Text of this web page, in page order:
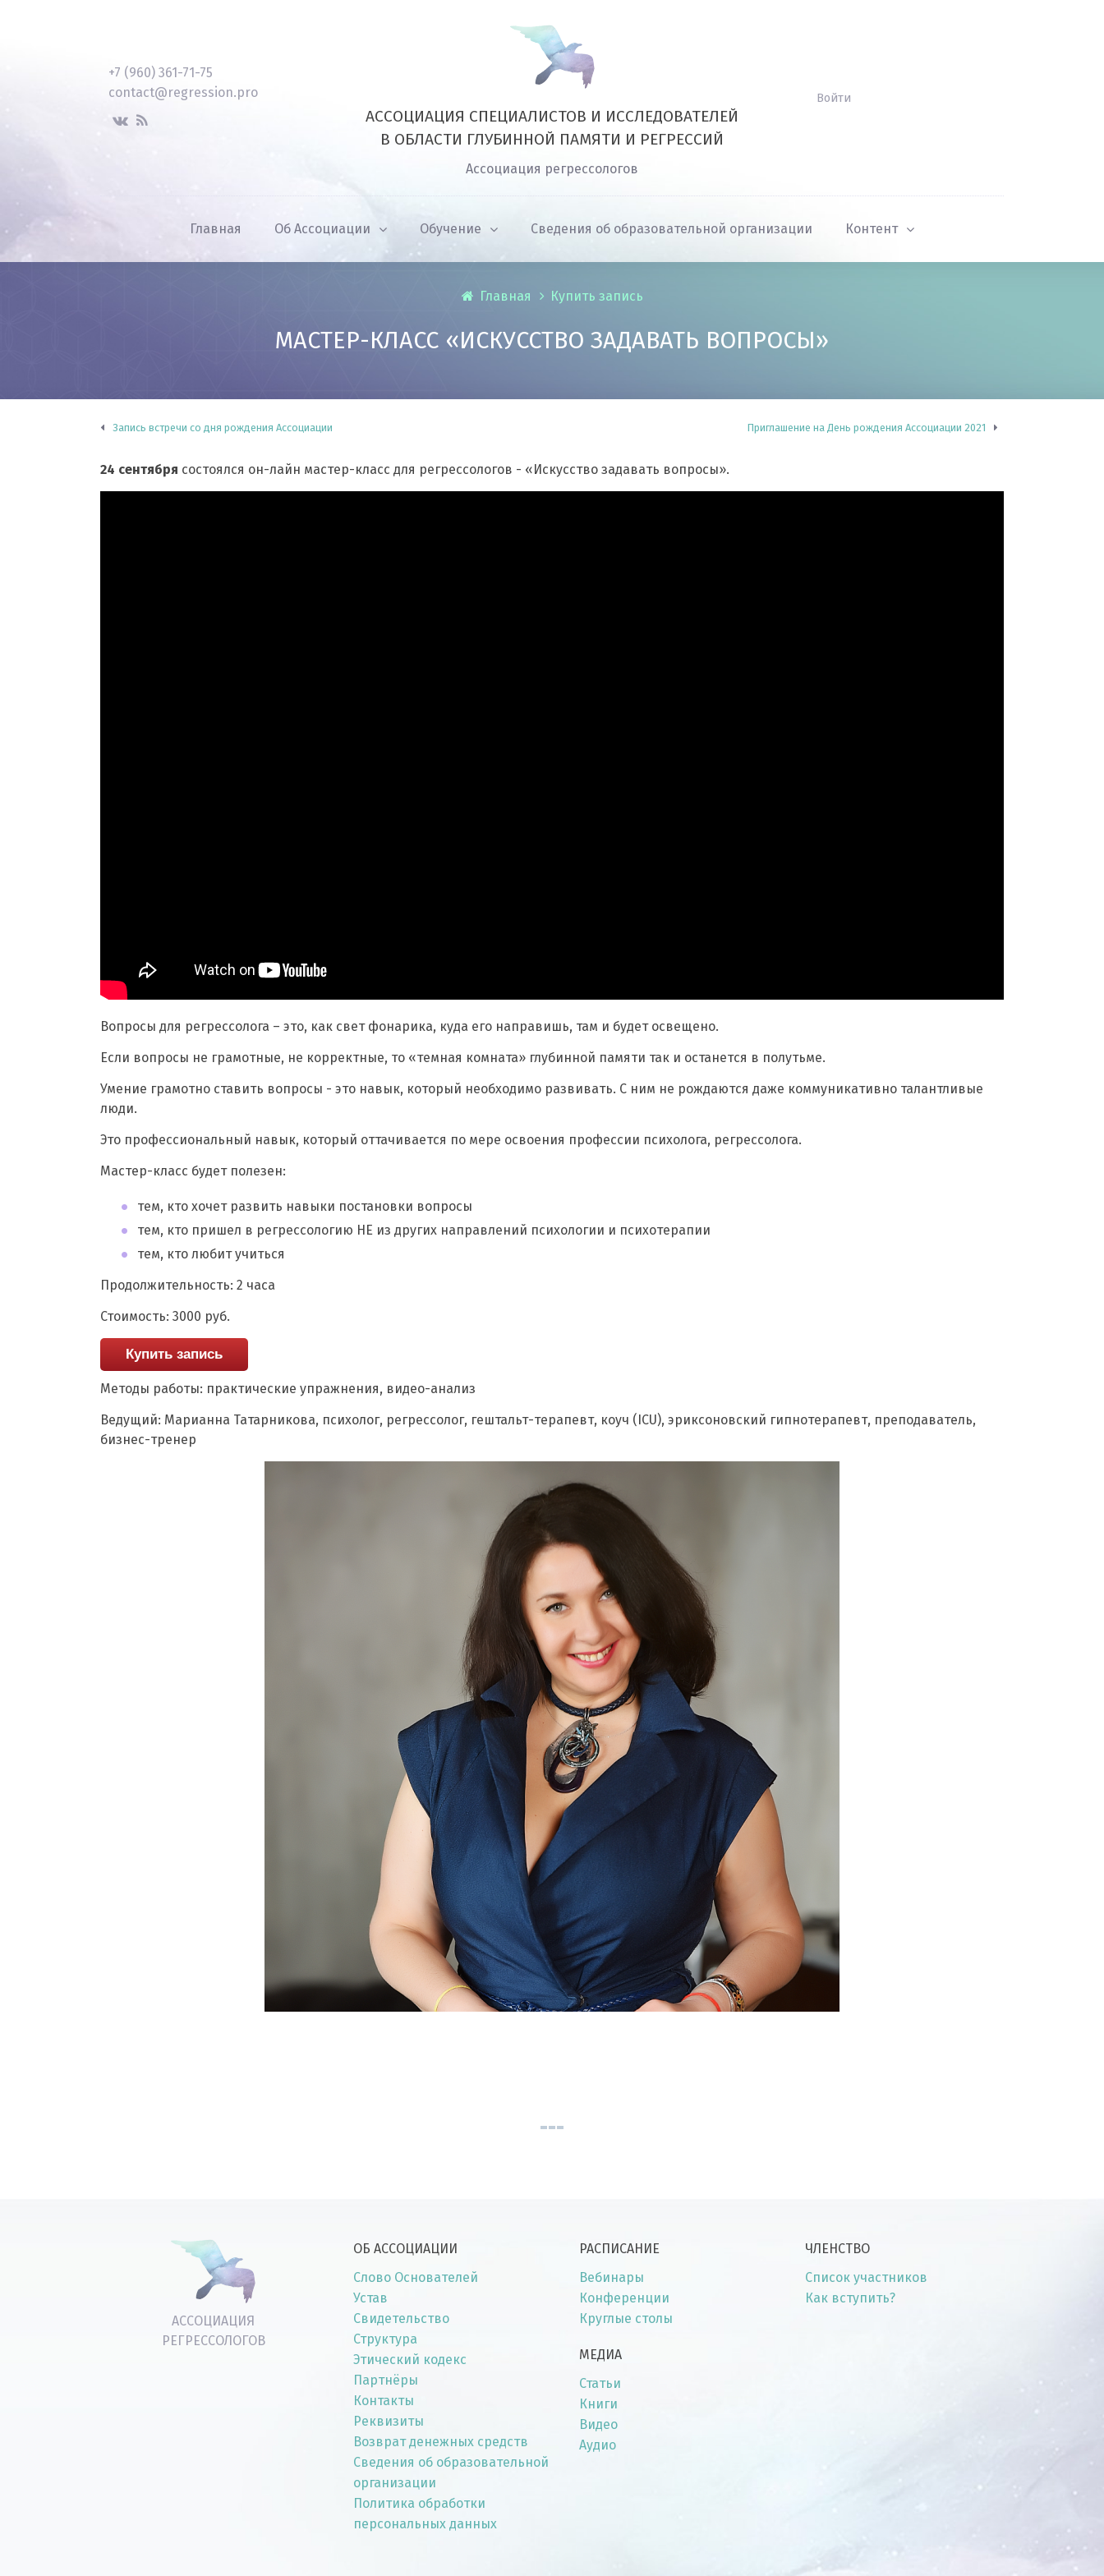
+7 (960) 361-71-75
contact@regression.pro
АССОЦИАЦИЯ СПЕЦИАЛИСТОВ И ИССЛЕДОВАТЕЛЕЙ
В ОБЛАСТИ ГЛУБИННОЙ ПАМЯТИ И РЕГРЕССИЙ
Ассоциация регрессологов
Войти
Главная Об Ассоциации Обучение Сведения об образовательной организации Контент
Главная Купить запись
МАСТЕР-КЛАСС «ИСКУССТВО ЗАДАВАТЬ ВОПРОСЫ»
Запись встречи со дня рождения Ассоциации Приглашение на День рождения Ассоциации 2021
24 сентября состоялся он-лайн мастер-класс для регрессологов - «Искусство задавать вопросы».
Вопросы для регрессолога – это, как свет фонарика, куда его направишь, там и будет освещено.
Если вопросы не грамотные, не корректные, то «темная комната» глубинной памяти так и останется в полутьме.
Умение грамотно ставить вопросы - это навык, который необходимо развивать. С ним не рождаются даже коммуникативно талантливые
люди.
Это профессиональный навык, который оттачивается по мере освоения профессии психолога, регрессолога.
Мастер-класс будет полезен:
тем, кто хочет развить навыки постановки вопросы
тем, кто пришел в регрессологию НЕ из других направлений психологии и психотерапии
тем, кто любит учиться
Продолжительность: 2 часа
Стоимость: 3000 руб.
Купить запись
Методы работы: практические упражнения, видео-анализ
Ведущий: Марианна Татарникова, психолог, регрессолог, гештальт-терапевт, коуч (ICU), эриксоновский гипнотерапевт, преподаватель,
бизнес-тренер
АССОЦИАЦИЯ
РЕГРЕССОЛОГОВ
ОБ АССОЦИАЦИИ
Слово Основателей
Устав
Свидетельство
Структура
Этический кодекс
Партнёры
Контакты
Реквизиты
Возврат денежных средств
Сведения об образовательной
организации
Политика обработки
персональных данных
РАСПИСАНИЕ
Вебинары
Конференции
Круглые столы
МЕДИА
Статьи
Книги
Видео
Аудио
ЧЛЕНСТВО
Список участников
Как вступить?